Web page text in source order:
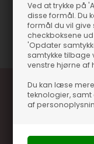
Ved at trykke på
disse formål. Du
formål du vil give
checkboksene
'Opdater
samtykke tilbage
venstre hjørne af
Du kan læse
teknologier,
af
lakrids. 125g
Varenummer